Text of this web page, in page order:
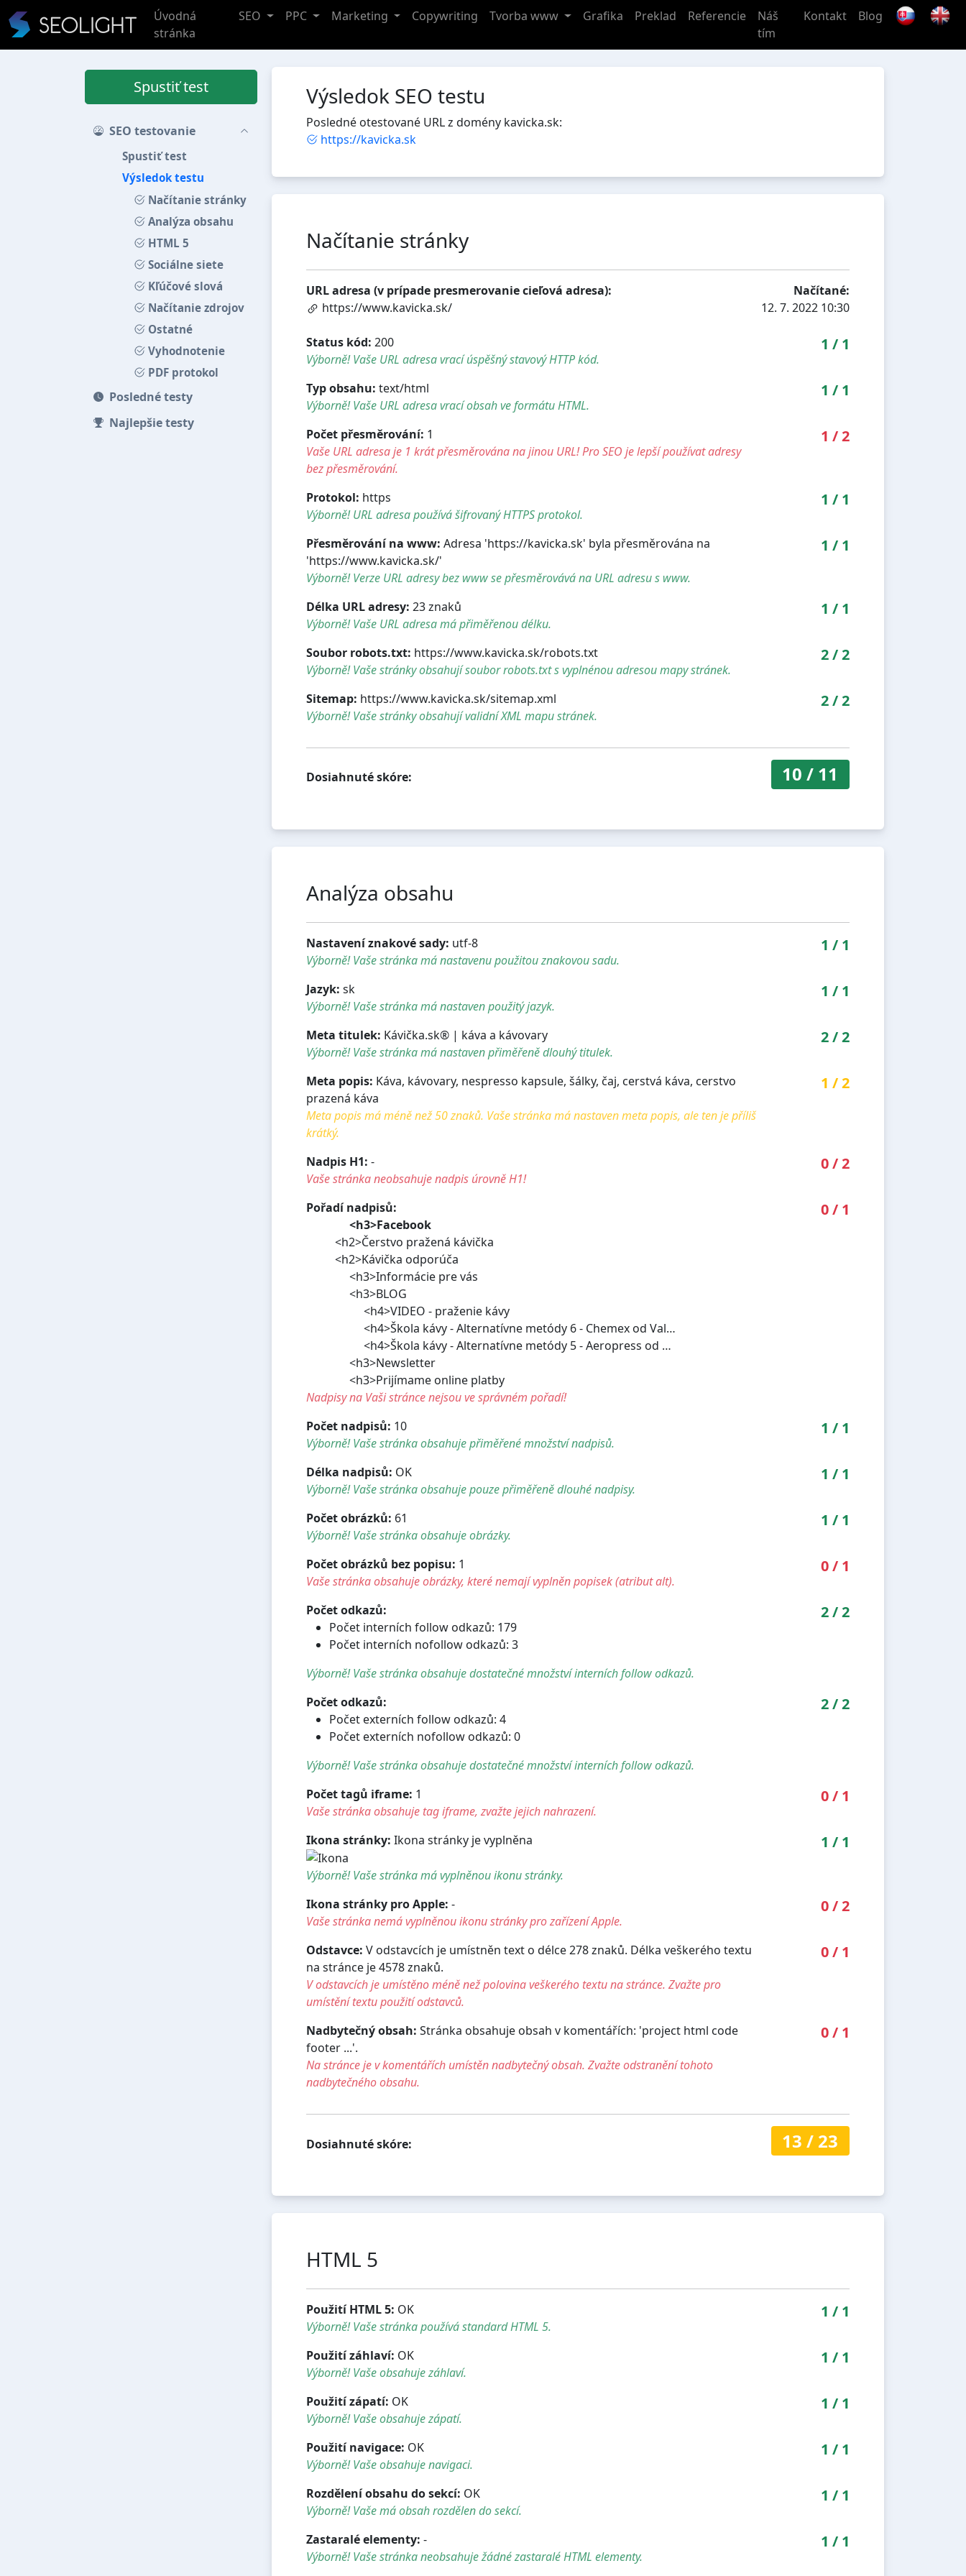
Úvodná
stránka
SEO PPC Marketing Copywriting Tvorba www Grafika Preklad Referencie
Náš
tím
Kontakt Blog
Spustiť test
SEO testovanie
Spustiť test
Výsledok testu
Načítanie stránky
Analýza obsahu
HTML 5
Sociálne siete
Kľúčové slová
Načítanie zdrojov
Ostatné
Vyhodnotenie
PDF protokol
Posledné testy
Najlepšie testy
Výsledok SEO testu
Posledné otestované URL z domény kavicka.sk:
https://kavicka.sk
Načítanie stránky
URL adresa (v prípade presmerovanie cieľová adresa):
https://www.kavicka.sk/
Načítané:
12. 7. 2022 10:30
Status kód: 200
Výborně! Vaše URL adresa vrací úspěšný stavový HTTP kód.
1 / 1
Typ obsahu: text/html
Výborně! Vaše URL adresa vrací obsah ve formátu HTML.
1 / 1
Počet přesměrování: 1
Vaše URL adresa je 1 krát přesměrována na jinou URL! Pro SEO je lepší používat adresy
bez přesměrování.
1 /2
Protokol: https
Výborně! URL adresa používá šifrovaný HTTPS protokol.
1 / 1
Přesměrování na www: Adresa 'https://kavicka.sk' byla přesměrována na
'https://www.kavicka.sk/'
Výborně! Verze URL adresy bez www se přesměrovává na URL adresu s www.
1 / 1
Délka URL adresy: 23 znaků
Výborně! Vaše URL adresa má přiměřenou délku.
1 / 1
Soubor robots.txt: https://www.kavicka.sk/robots.txt
Výborně! Vaše stránky obsahují soubor robots.txt s vyplnénou adresou mapy stránek.
2/2
Sitemap: https://www.kavicka.sk/sitemap.xml
Výborně! Vaše stránky obsahují validní XML mapu stránek.
2/2
Dosiahnuté skóre: 10 / 11
Analýza obsahu
Nastavení znakové sady: utf-8
Výborně! Vaše stránka má nastavenu použitou znakovou sadu.
1 / 1
Jazyk: sk
Výborně! Vaše stránka má nastaven použitý jazyk.
1 / 1
Meta titulek: Kávička.sk® | káva a kávovary
Výborně! Vaše stránka má nastaven přiměřeně dlouhý titulek.
2/2
Meta popis: Káva, kávovary, nespresso kapsule, šálky, čaj, cerstvá káva, cerstvo
prazená káva
Meta popis má méně než 50 znaků. Vaše stránka má nastaven meta popis, ale ten je příliš
krátký.
1 /2
Nadpis H1: -
Vaše stránka neobsahuje nadpis úrovně H1!
0/2
Pořadí nadpisů:
<h3>Facebook
<h2>Čerstvo pražená kávička
<h2>Kávička odporúča
<h3>Informácie pre vás
<h3>BLOG
<h4>VIDEO - praženie kávy
<h4>Škola kávy - Alternatívne metódy 6 - Chemex od Val…
<h4>Škola kávy - Alternatívne metódy 5 - Aeropress od …
<h3>Newsletter
<h3>Prijímame online platby
Nadpisy na Vaši stránce nejsou ve správném pořadí!
0/ 1
Počet nadpisů: 10
Výborně! Vaše stránka obsahuje přiměřené množství nadpisů.
1 / 1
Délka nadpisů: OK
Výborně! Vaše stránka obsahuje pouze přiměřeně dlouhé nadpisy.
1 / 1
Počet obrázků: 61
Výborně! Vaše stránka obsahuje obrázky.
1 / 1
Počet obrázků bez popisu: 1
Vaše stránka obsahuje obrázky, které nemají vyplněn popisek (atribut alt).
0/ 1
Počet odkazů:
Počet interních follow odkazů: 179
Počet interních nofollow odkazů: 3
Výborně! Vaše stránka obsahuje dostatečné množství interních follow odkazů.
2/2
Počet odkazů:
Počet externích follow odkazů: 4
Počet externích nofollow odkazů: 0
Výborně! Vaše stránka obsahuje dostatečné množství interních follow odkazů.
2/2
Počet tagů iframe: 1
Vaše stránka obsahuje tag iframe, zvažte jejich nahrazení.
0/ 1
Ikona stránky: Ikona stránky je vyplněna
Výborně! Vaše stránka má vyplněnou ikonu stránky.
1 / 1
Ikona stránky pro Apple: -
Vaše stránka nemá vyplněnou ikonu stránky pro zařízení Apple.
0/2
Odstavce: V odstavcích je umístněn text o délce 278 znaků. Délka veškerého textu
na stránce je 4578 znaků.
V odstavcích je umístěno méně než polovina veškerého textu na stránce. Zvažte pro
umístění textu použití odstavců.
0/ 1
Nadbytečný obsah: Stránka obsahuje obsah v komentářích: 'project html code
footer ...'.
Na stránce je v komentářích umístěn nadbytečný obsah. Zvažte odstranění tohoto
nadbytečného obsahu.
0/ 1
Dosiahnuté skóre: 13 / 23
HTML 5
Použití HTML 5: OK
Výborně! Vaše stránka používá standard HTML 5.
1 / 1
Použití záhlaví: OK
Výborně! Vaše obsahuje záhlaví.
1 / 1
Použití zápatí: OK
Výborně! Vaše obsahuje zápatí.
1 / 1
Použití navigace: OK
Výborně! Vaše obsahuje navigaci.
1 / 1
Rozdělení obsahu do sekcí: OK
Výborně! Vaše má obsah rozdělen do sekcí.
1 / 1
Zastaralé elementy: -
Výborně! Vaše stránka neobsahuje žádné zastaralé HTML elementy.
1 / 1